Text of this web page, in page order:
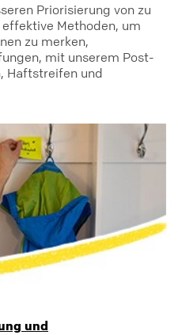
Priorisierung von zu
Methoden, um
zu merken,
mit unserem Post-
Haftstreifen und
und